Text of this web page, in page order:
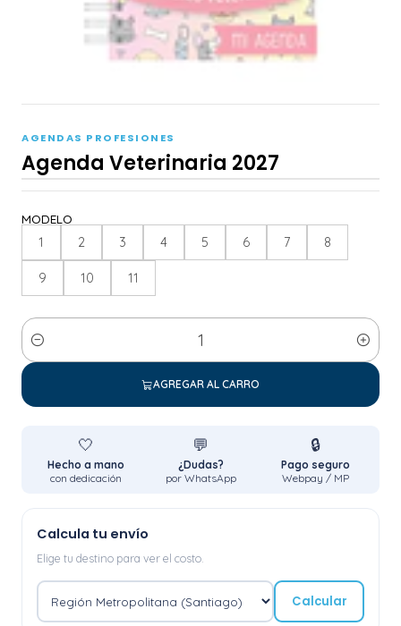
AGENDAS PROFESIONES
Agenda Veterinaria 2027
MODELO
1 2 3 4 5 6 7 8
9 10 11
Cantidad
AGREGAR AL CARRO
🤍
Hecho a mano
con dedicación
💬
¿Dudas?
por WhatsApp
🔒
Pago seguro
Webpay / MP
Calcula tu envío
Elige tu destino para ver el costo.
Calcular